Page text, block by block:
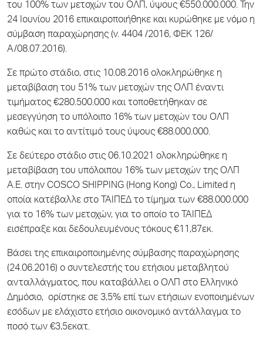
του 100% των μετοχών του ΟΛΠ, ύψους €550.000.000. Την
24 Ιουνίου 2016 επικαιροποιήθηκε και κυρώθηκε με νόμο η
σύμβαση παραχώρησης (ν. 4404 /2016, ΦΕΚ 126/
Α/08.07.2016).
Σε πρώτο στάδιο, στις 10.08.2016 ολοκληρώθηκε η
μεταβίβαση του 51% των μετοχών της ΟΛΠ έναντι
τιμήματος €280.500.000 και τοποθετήθηκαν σε
μεσεγγύηση το υπόλοιπο 16% των μετοχών του ΟΛΠ
καθώς και το αντίτιμό τους ύψους €88.000.000.
Σε δεύτερο στάδιο στις 06.10.2021 ολοκληρώθηκε η
μεταβίβαση του υπόλοιπου 16% των μετοχών της ΟΛΠ
Α.Ε. στην COSCO SHIPPING (Hong Kong) Co., Limited η
οποία κατέβαλλε στο ΤΑΙΠΕΔ το τίμημα των €88.000.000
για το 16% των μετοχών, για το οποίο το ΤΑΙΠΕΔ
εισέπραξε και δεδουλευμένους τόκους €11,87εκ.
Βάσει της επικαιροποιημένης σύμβασης παραχώρησης
(24.06.2016) ο συντελεστής του ετήσιου μεταβλητού
ανταλλάγματος, που καταβάλλει ο ΟΛΠ στο Ελληνικό
Δημόσιο, ορίστηκε σε 3,5% επί των ετήσιων ενοποιημένων
εσόδων με ελάχιστο ετήσιο οικονομικό αντάλλαγμα το
ποσό των €3,5εκατ.